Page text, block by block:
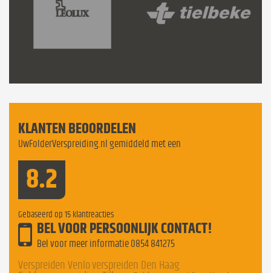
KLANTEN BEOORDELEN
UwFolderVerspreiding.nl gemiddeld met een
8.2
Gebaseerd op 15 klantreacties
BEL VOOR PERSOONLIJK CONTACT!
Bel voor meer informatie 0854 841275
Verspreiden Venlo verspreiden Den Haag